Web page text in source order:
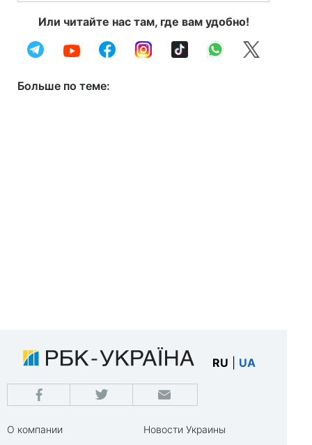
Или читайте нас там, где вам удобно!
Больше по теме:
RU UA
О компании
Новости Украины